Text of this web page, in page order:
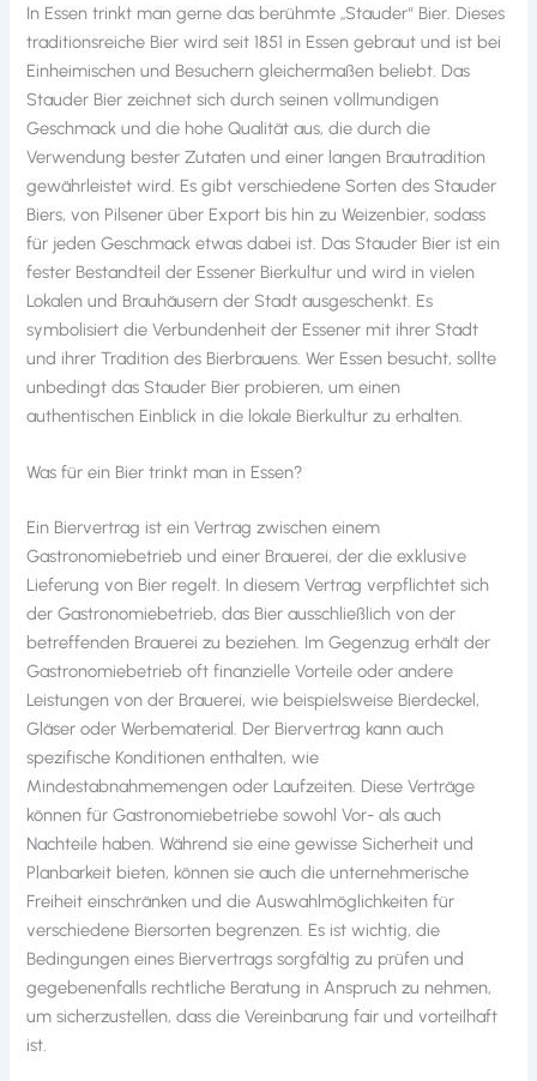
In Essen trinkt man gerne das berühmte „Stauder“ Bier. Dieses
traditionsreiche Bier wird seit 1851 in Essen gebraut und ist bei
Einheimischen und Besuchern gleichermaßen beliebt. Das
Stauder Bier zeichnet sich durch seinen vollmundigen
Geschmack und die hohe Qualität aus, die durch die
Verwendung bester Zutaten und einer langen Brautradition
gewährleistet wird. Es gibt verschiedene Sorten des Stauder
Biers, von Pilsener über Export bis hin zu Weizenbier, sodass
für jeden Geschmack etwas dabei ist. Das Stauder Bier ist ein
fester Bestandteil der Essener Bierkultur und wird in vielen
Lokalen und Brauhäusern der Stadt ausgeschenkt. Es
symbolisiert die Verbundenheit der Essener mit ihrer Stadt
und ihrer Tradition des Bierbrauens. Wer Essen besucht, sollte
unbedingt das Stauder Bier probieren, um einen
authentischen Einblick in die lokale Bierkultur zu erhalten.
Was für ein Bier trinkt man in Essen?
Ein Biervertrag ist ein Vertrag zwischen einem
Gastronomiebetrieb und einer Brauerei, der die exklusive
Lieferung von Bier regelt. In diesem Vertrag verpflichtet sich
der Gastronomiebetrieb, das Bier ausschließlich von der
betreffenden Brauerei zu beziehen. Im Gegenzug erhält der
Gastronomiebetrieb oft finanzielle Vorteile oder andere
Leistungen von der Brauerei, wie beispielsweise Bierdeckel,
Gläser oder Werbematerial. Der Biervertrag kann auch
spezifische Konditionen enthalten, wie
Mindestabnahmemengen oder Laufzeiten. Diese Verträge
können für Gastronomiebetriebe sowohl Vor- als auch
Nachteile haben. Während sie eine gewisse Sicherheit und
Planbarkeit bieten, können sie auch die unternehmerische
Freiheit einschränken und die Auswahlmöglichkeiten für
verschiedene Biersorten begrenzen. Es ist wichtig, die
Bedingungen eines Biervertrags sorgfältig zu prüfen und
gegebenenfalls rechtliche Beratung in Anspruch zu nehmen,
um sicherzustellen, dass die Vereinbarung fair und vorteilhaft
ist.